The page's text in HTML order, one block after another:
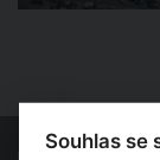
Souhlas se